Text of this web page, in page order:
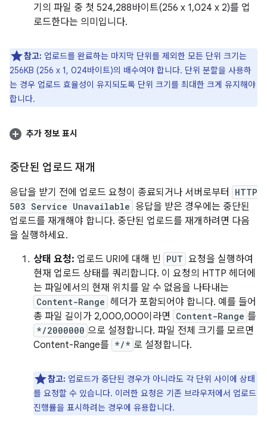
기의 파일 중 첫 524,288바이트(256 x 1,024 x 2)를 업
로드한다는 의미입니다.
참고: 업로드를 완료하는 마지막 단위를 제외한 모든 단위 크기는
256KB (256 x 1, 024바이트)의 배수여야 합니다. 단위 분할을 사용하
는 경우 업로드 효율성이 유지되도록 단위 크기를 최대한 크게 유지해야
합니다.
추가 정보 표시
중단된 업로드 재개
응답을 받기 전에 업로드 요청이 종료되거나 서버로부터
HTTP
503 Service Unavailable 응답을 받은 경우에는 중단된
업로드를 재개해야 합니다. 중단된 업로드를 재개하려면 다음
을 실행하세요.
상태 요청: 업로드 URI에 대해 빈 PUT 요청을 실행하여
현재 업로드 상태를 쿼리합니다. 이 요청의 HTTP 헤더에
는 파일에서의 현재 위치를 알 수 없음을 나타내는
Content-Range 헤더가 포함되어야 합니다. 예를 들어
총 파일 길이가 2,000,000이라면
Content-Range 를
*/2000000 으로 설정합니다. 파일 전체 크기를 모르면
Content-Range를 */* 로 설정합니다.
참고: 업로드가 중단된 경우가 아니라도 각 단위 사이에 상태
를 요청할 수 있습니다. 이러한 요청은 기존 브라우저에서 업로드
진행률을 표시하려는 경우에 유용합니다.